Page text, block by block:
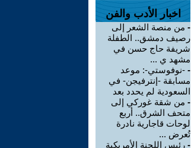
اخبار الأدب والفن
- من منصة الشعر إلى
رصيف دمشق.. الطفلة
شريفة حاج حسن في
مشهد ي ...
- -نوفوستي-: موعد
مسابقة -إنترفيجن- في
السعودية لم يحدد بعد
- من شقة غوركي إلى
متحف الشرق.. أربع
لوحات قاجارية نادرة
تُعرض ...
- رئيس اللجنة الأمريكية